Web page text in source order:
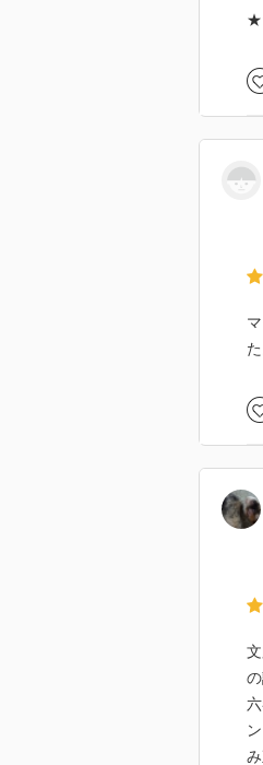
た